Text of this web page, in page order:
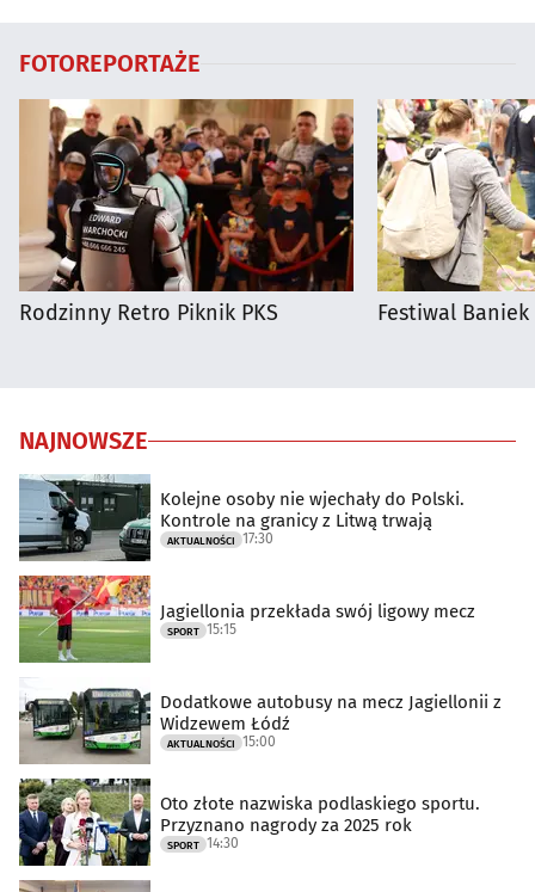
FOTOREPORTAŻE
Rodzinny Retro Piknik PKS Festiwal
NAJNOWSZE
Kolejne osoby nie wjechały do Polski.
Kontrole na granicy z Litwą trwają
AKTUALNOŚCI 17:30
Jagiellonia przekłada swój ligowy mecz
SPORT 15:15
Dodatkowe autobusy na mecz Jagiellonii z
Widzewem Łódź
AKTUALNOŚCI 15:00
Oto złote nazwiska podlaskiego sportu.
Przyznano nagrody za 2025 rok
SPORT 14:30